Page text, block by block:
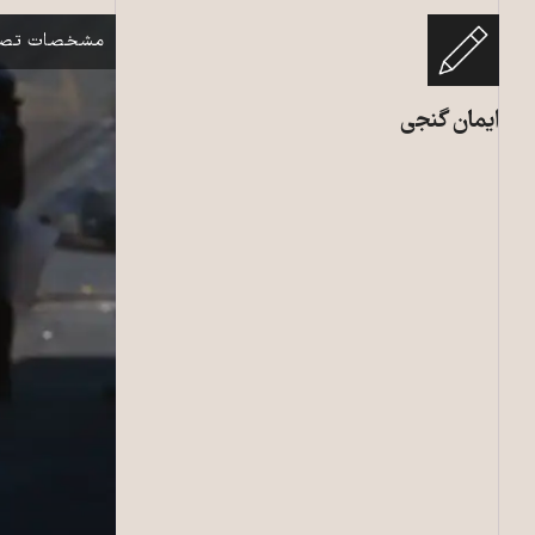
ایمان گنجی
نمایش
مشخصات